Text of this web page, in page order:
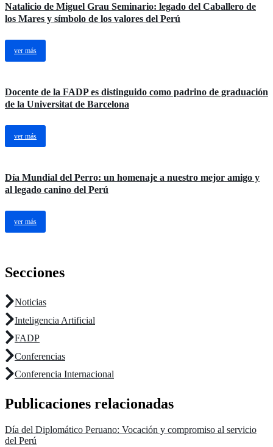
Natalicio de Miguel Grau Seminario: legado del Caballero de
los Mares y símbolo de los valores del Perú
ver más
Docente de la FADP es distinguido como padrino de graduación
de la Universitat de Barcelona
ver más
Día Mundial del Perro: un homenaje a nuestro mejor amigo y
al legado canino del Perú
ver más
Secciones
Noticias
Inteligencia Artificial
FADP
Conferencias
Conferencia Internacional
Publicaciones relacionadas
Día del Diplomático Peruano: Vocación y compromiso al servicio
del Perú